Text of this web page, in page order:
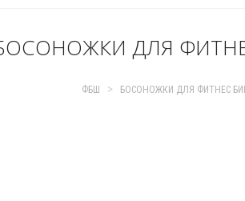
ДЛЯ
ФБШ > БОСОНОЖКИ ДЛЯ ФИТНЕС